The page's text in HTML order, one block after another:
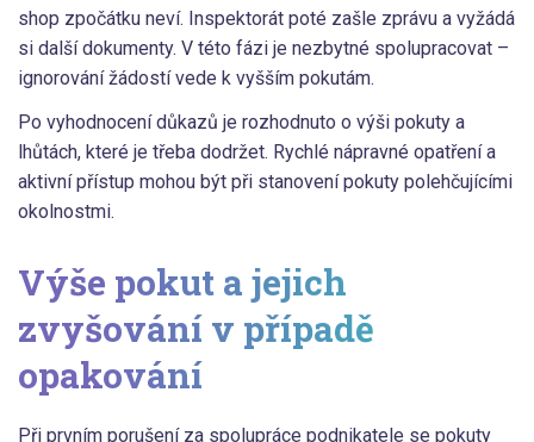
shop zpočátku neví. Inspektorát poté zašle zprávu a vyžádá
si další dokumenty. V této fázi je nezbytné spolupracovat –
ignorování žádostí vede k vyšším pokutám.
Po vyhodnocení důkazů je rozhodnuto o výši pokuty a
lhůtách, které je třeba dodržet. Rychlé nápravné opatření a
aktivní přístup mohou být při stanovení pokuty polehčujícími
okolnostmi.
Výše pokut a jejich
zvyšování v případě
opakování
Při prvním porušení za spolupráce podnikatele se pokuty